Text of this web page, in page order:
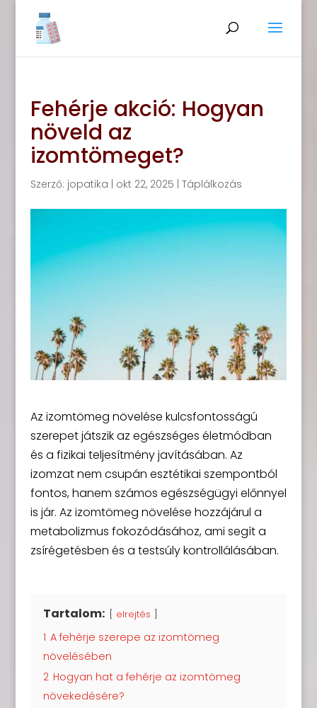
Fehérje akció: Hogyan
növeld az
izomtömeget?
Szerző: jopatika okt 22, 2025 Táplálkozás
Az izomtömeg növelése kulcsfontosságú
szerepet játszik az egészséges életmódban
és a fizikai teljesítmény javításában. Az
izomzat nem csupán esztétikai szempontból
fontos, hanem számos egészségügyi előnnyel
is jár. Az izomtömeg növelése hozzájárul a
metabolizmus fokozódásához, ami segít a
zsírégetésben és a testsúly kontrollálásában.
Tartalom: elrejtés
1 A fehérje szerepe az izomtömeg
növelésében
2 Hogyan hat a fehérje az izomtömeg
növekedésére?